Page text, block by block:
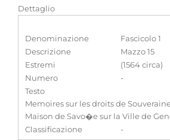
Dettaglio
Denominazione
Fascicolo 1
Descrizione
Mazzo 15
Estremi
(1564 circa)
Numero
-
Testo
Memoires sur les droits de
Maison de Savo�e sur la Ville de
Classificazione
-